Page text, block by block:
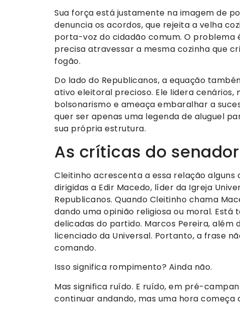
Sua força está justamente na imagem de
denuncia os acordos, que rejeita a velha
porta-voz do cidadão comum. O problema
precisa atravessar a mesma cozinha que
fogão.
Do lado do Republicanos, a equação
ativo eleitoral precioso. Ele lidera
bolsonarismo e ameaça embaralhar a
quer ser apenas uma legenda de aluguel
sua própria estrutura.
As críticas do senador
Cleitinho acrescenta a essa relação
dirigidas a Edir Macedo, líder da Igreja
Republicanos. Quando Cleitinho chama
dando uma opinião religiosa ou moral.
delicadas do partido. Marcos Pereira,
licenciado da Universal. Portanto, a frase
comando.
Isso significa rompimento? Ainda não.
Mas significa ruído. E ruído, em pré-
continuar andando, mas uma hora começa